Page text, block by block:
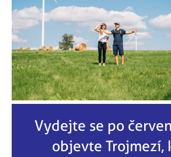
Vydejte se po
objevte Trojmezí,